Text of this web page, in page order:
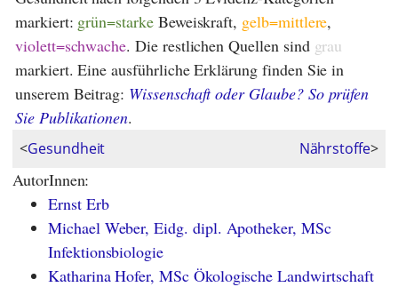
markiert: grün=starkeBeweiskraft, gelb=mittlere,
violett=schwache. Die restlichen Quellen sind grau
markiert. Eine ausführliche Erklärung finden Sie in
unserem Beitrag: Wissenschaft oder Glaube? So prüfen
Sie Publikationen.
<Gesundheit Nährstoffe>
AutorInnen:
Ernst Erb
Michael Weber, Eidg. dipl. Apotheker, MSc
Infektionsbiologie
Katharina Hofer, MSc Ökologische Landwirtschaft